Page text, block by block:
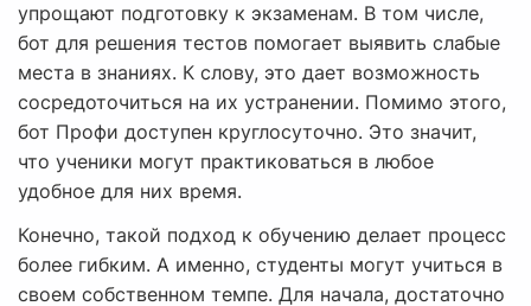
упрощают подготовку к экзаменам. В том числе,
бот для решения тестов помогает выявить слабые
места в знаниях. К слову, это дает возможность
сосредоточиться на их устранении. Помимо этого,
бот Профи доступен круглосуточно. Это значит,
что ученики могут практиковаться в любое
удобное для них время.
Конечно, такой подход к обучению делает процесс
более гибким. А именно, студенты могут учиться в
своем собственном темпе. Для начала, достаточно